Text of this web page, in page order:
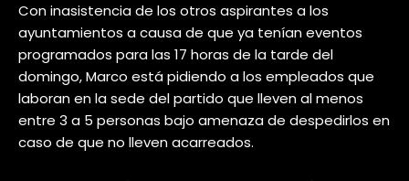
Con inasistencia de los otros aspirantes a los
ayuntamientos a causa de que ya tenían eventos
programados para las 17 horas de la tarde del
domingo, Marco está pidiendo a los empleados que
laboran en la sede del partido que lleven al menos
entre 3 a 5 personas bajo amenaza de despedirlos en
caso de que no lleven acarreados.